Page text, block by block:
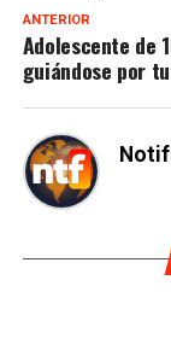
ANTERIOR
Adolescente de
guiándose por